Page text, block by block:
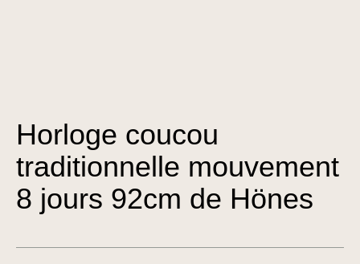
Horloge coucou
traditionnelle mouvement
8 jours 92cm de Hönes